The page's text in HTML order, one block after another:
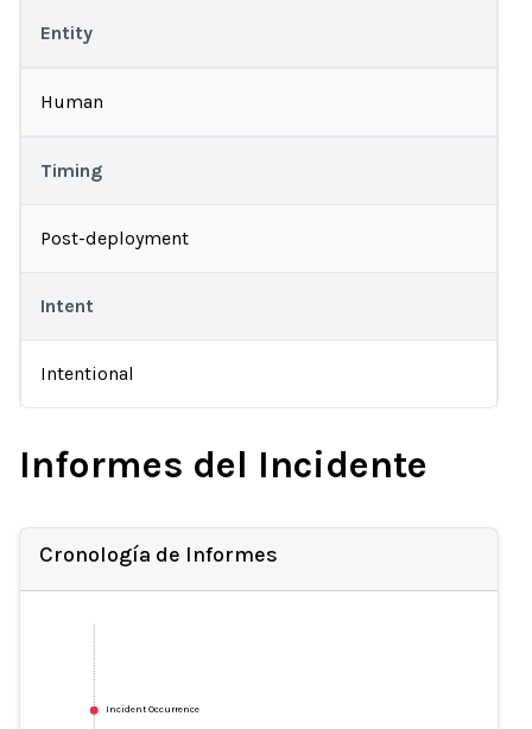
Entity
Human
Timing
Post-deployment
Intent
Intentional
Informes del Incidente
Cronología de Informes
Incident Occurrence